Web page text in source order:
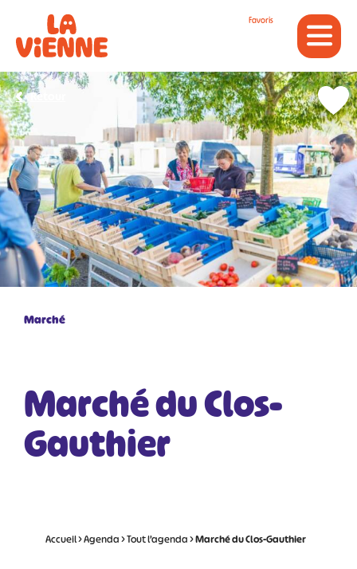
Favoris
Marché
Marché du Clos-
Gauthier
Retour
Accueil>Agenda>Tout l’agenda>Marché du Clos-Gauthier